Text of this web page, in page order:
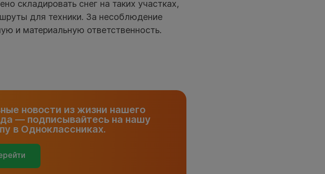
складировать снег на таких участках,
для техники. За несоблюдение
и материальную ответственность.
новости из жизни нашего
— подписывайтесь на нашу
в Одноклассниках.